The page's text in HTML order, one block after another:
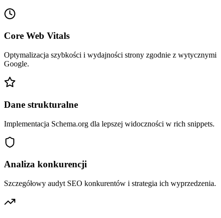
Core Web Vitals
Optymalizacja szybkości i wydajności strony zgodnie z wytycznymi
Google.
Dane strukturalne
Implementacja Schema.org dla lepszej widoczności w rich snippets.
Analiza konkurencji
Szczegółowy audyt SEO konkurentów i strategia ich wyprzedzenia.